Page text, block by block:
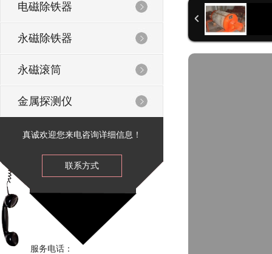
电磁除铁器
永磁除铁器
永磁滚筒
金属探测仪
真诚欢迎您来电咨询详细信息！
联系方式
服务电话：